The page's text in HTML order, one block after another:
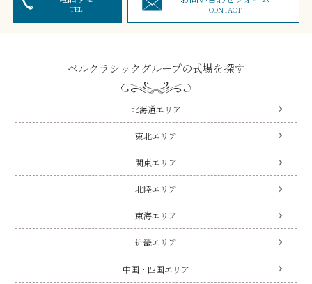
TEL CONTACT
ベルクラシックグループの式場を探す
北海道エリア
東北エリア
関東エリア
北陸エリア
東海エリア
近畿エリア
中国・四国エリア